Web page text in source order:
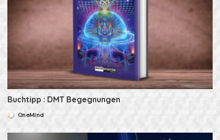
Buchtipp : DMT Begegnungen
PostedOneMind